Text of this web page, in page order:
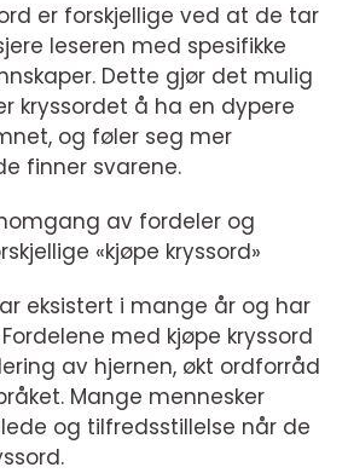
er forskjellige ved at de tar
leseren med spesifikke
Dette gjør det mulig
kryssordet å ha en dypere
og føler seg mer
finner svarene.
av fordeler og
«kjøpe kryssord»
eksistert i mange år og har
med kjøpe kryssord
av hjernen, økt ordforråd
Mange mennesker
og tilfredsstillelse når de